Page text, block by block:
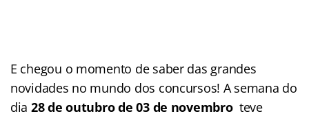
E chegou o momento de saber das grandes
novidades no mundo dos concursos! A semana do
dia 28 de outubro de 03 de novembro teve